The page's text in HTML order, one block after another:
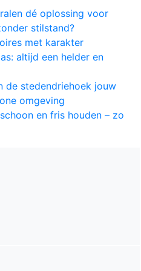
dé oplossing voor
stilstand?
met karakter
altijd een helder en
de stedendriehoek jouw
omgeving
en fris houden – zo